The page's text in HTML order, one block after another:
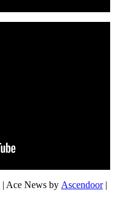
| Ace News by Ascendoor|